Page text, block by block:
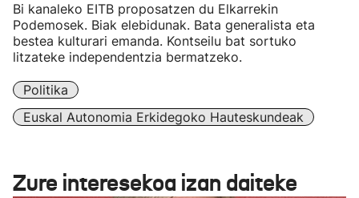
Bi kanaleko EITB proposatzen du Elkarrekin
Podemosek. Biak elebidunak. Bata generalista eta
bestea kulturari emanda. Kontseilu bat sortuko
litzateke independentzia bermatzeko.
Politika
Euskal Autonomia Erkidegoko Hauteskundeak
Zure interesekoa izan daiteke